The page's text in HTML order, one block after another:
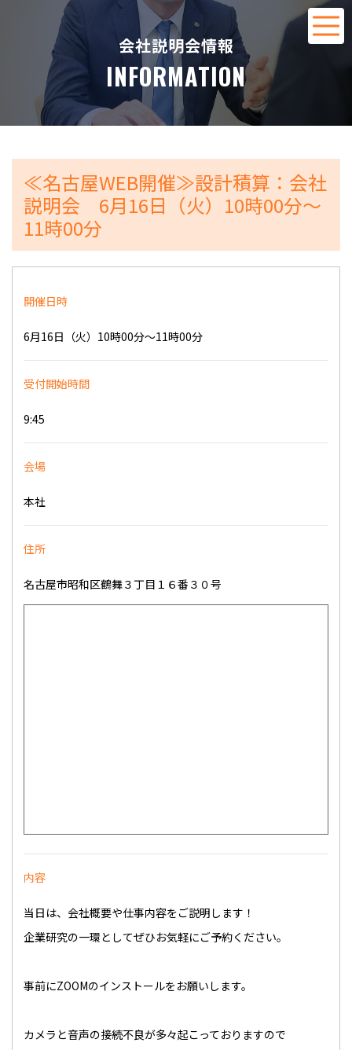
会社説明会情報
INFORMATION
≪名古屋WEB開催≫設計積算：会社
説明会 6月16日（火）10時00分～
11時00分
開催日時
6月16日（火）10時00分～11時00分
受付開始時間
9:45
会場
本社
住所
名古屋市昭和区鶴舞３丁目１６番３０号
内容
当日は、会社概要や仕事内容をご説明します！
企業研究の一環としてぜひお気軽にご予約ください。
事前にZOOMのインストールをお願いします。
カメラと音声の接続不良が多々起こっておりますので